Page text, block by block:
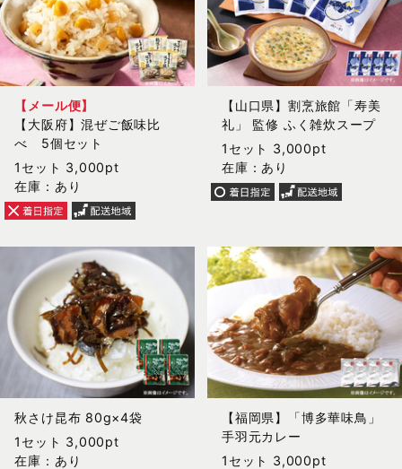
【メール便】
【大阪府】混ぜご飯味比
べ 5個セット
1セット 3,000pt
在庫：あり
【山口県】割烹旅館「寿美
礼」 監修 ふく雑炊スープ
1セット 3,000pt
在庫：あり
秋さけ昆布 80g×4袋
1セット 3,000pt
在庫：あり
【福岡県】「博多華味鳥」
手羽元カレー
1セット 3,000pt